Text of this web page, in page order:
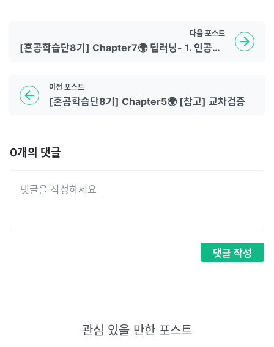
이전 포스트
[혼공학습단8기] Chapter5🌍 [참고] 교차검증
다음 포스트
[혼공학습단8기] Chapter7🌍 딥러닝- 1. 인공신경망 <확인문제>
0개의 댓글
댓글 작성
관심 있을 만한 포스트